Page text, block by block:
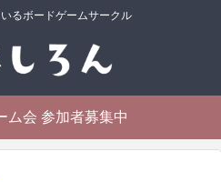
るボードゲームサークル
ム会 参加者募集中